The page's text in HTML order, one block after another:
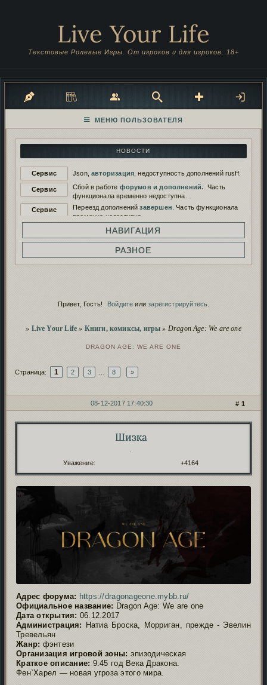
Live Your Life
Текстовые Ролевые Игры. От игроков и для игроков. 18+
НОВОСТИ
Сервис Json,авторизация , недоступность дополнений rusff.
Сервис Сбой в работе форумов и дополнений. . Часть
функционала временно недоступна.
Сервис
Переезд дополненийзавершен . Часть функционала
временно недоступна.
Переезд дополнений нановый сервер
будет временно недоступен.
Работа дополнений восстановлена. И снова
сломана...
Полезное о нейро-скриптах ибезопасности
картами.
твой старый форум не пропал!
НАВИГАЦИЯ
РАЗНОЕ
Привет, Гость! Войдите илизарегистрируйтесь
» Live Your Life » Книги, комиксы, игры » Dragon Age: We are one
DRAGON AGE: WE ARE ONE
Страница: 1 2 3 8 »
1
08-12-2017 17:40:30
Шизка
Уважение: +4164
Адрес форума: https://dragonageone.mybb.ru/
Официальное название: Dragon Age: We are one
Дата открытия: 06.12.2017
Администрация:
Натиа Броска, Морриган, прежде - Эвелин
Тревельян
Жанр: фэнтези
Организация игровой зоны: эпизодическая
Краткое описание: 9:45 год Века Дракона.
Фен`Харел — новая угроза этого мира.